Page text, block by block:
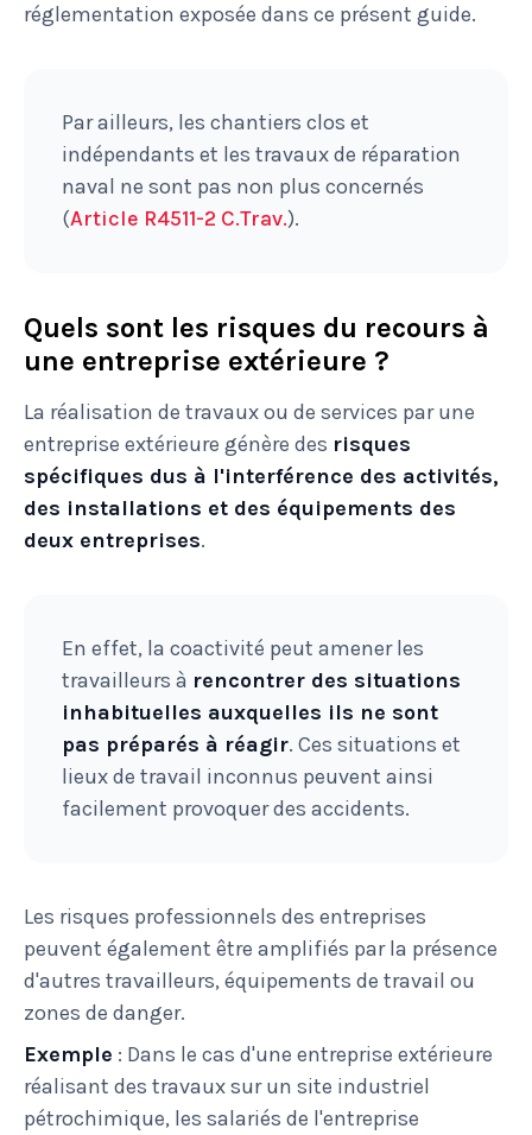
réglementation exposée dans ce présent guide.
Par ailleurs, les chantiers clos et
indépendants et les travaux de réparation
naval ne sont pas non plus concernés
(Article R4511-2 C.Trav.).
Quels sont les risques du recours à
une entreprise extérieure ?
La réalisation de travaux ou de services par une
entreprise extérieure génère des risques
spécifiques dus à l'interférence des activités,
des installations et des équipements des
deux entreprises.
En effet, la coactivité peut amener les
travailleurs à rencontrer des situations
inhabituelles auxquelles ils ne sont
pas préparés à réagir. Ces situations et
lieux de travail inconnus peuvent ainsi
facilement provoquer des accidents.
Les risques professionnels des entreprises
peuvent également être amplifiés par la présence
d'autres travailleurs, équipements de travail ou
zones de danger.
Exemple : Dans le cas d'une entreprise extérieure
réalisant des travaux sur un site industriel
pétrochimique, les salariés de l'entreprise